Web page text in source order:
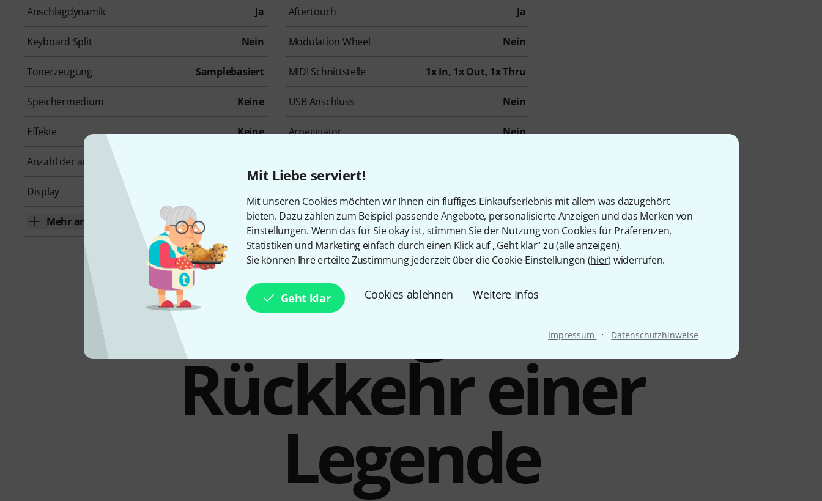
Mit Liebe serviert!
Mit unseren Cookies möchten wir Ihnen ein fluffiges Einkaufserlebnis mit allem was dazugehört
bieten. Dazu zählen zum Beispiel passende Angebote, personalisierte Anzeigen und das Merken von
Einstellungen. Wenn das für Sie okay ist, stimmen Sie der Nutzung von Cookies für Präferenzen,
Statistiken und Marketing einfach durch einen Klick auf „Geht klar“ zu (alle anzeigen).
Sie können Ihre erteilte Zustimmung jederzeit über die Cookie-Einstellungen (hier) widerrufen.
Geht klar Cookies ablehnen Weitere Infos
Impressum · Datenschutzhinweise
Anschlagdynamik Ja Aftertouch Ja
Keyboard Split Nein Modulation Wheel Nein
Tonerzeugung Samplebasiert MIDI Schnittstelle 1x In, 1x Out, 1x Thru
Speichermedium Keine USB Anschluss Nein
Effekte Keine Arpeggiator Nein
Anzahl der analogen Ausgänge
Display
Mehr anzeigen
Die digitale
Rückkehr einer
Legende